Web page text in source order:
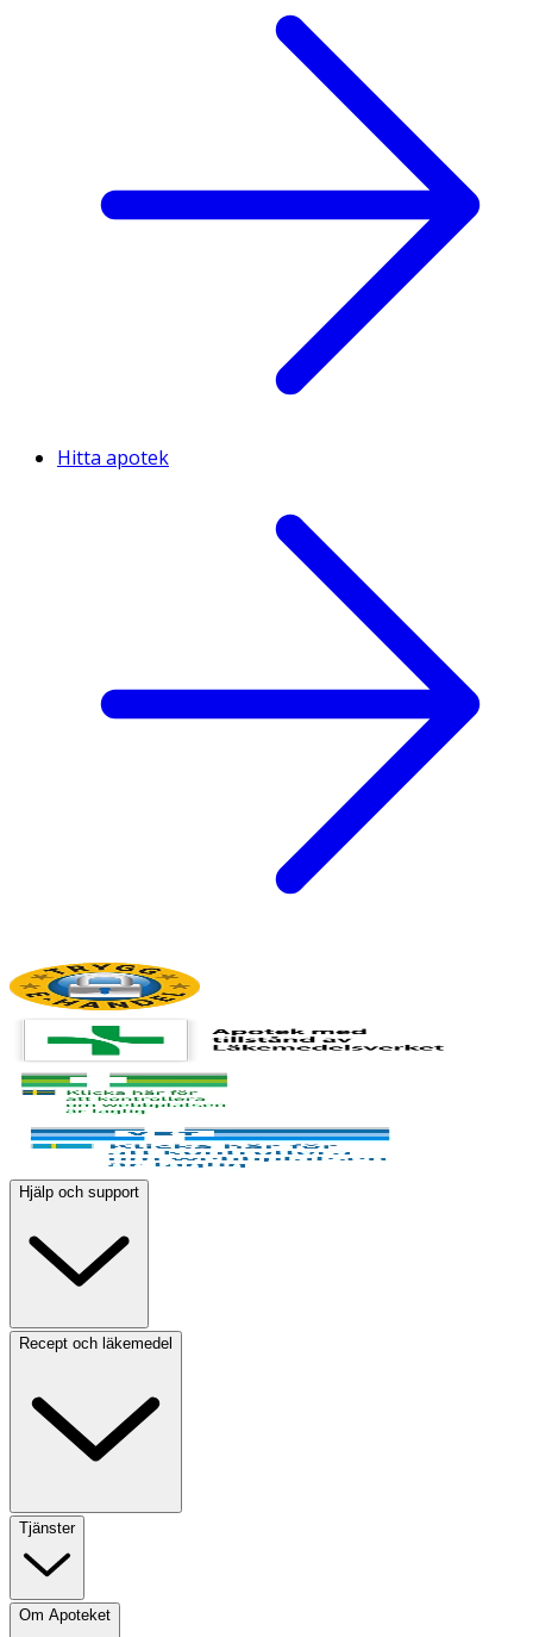
Hitta apotek
Hjälp och support
Recept och läkemedel
Tjänster
Om Apoteket